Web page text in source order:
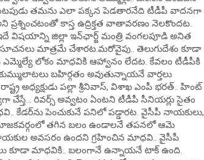
తమను ఎలా పక్కన పెడతారనేది టీడీపీ వాదనగా
కాస్త ఉద్రిక్తత వాతావరణం నెలకొందట.
విషయాన్ని జిల్లా ఇన్‌ఛార్జ్ మంత్రి వంగలపూడి అనిత
మాత్రమే చేశారట.మరోవైపు.. తెలుగుదేశం కూడా
ఎమ్మెల్యే లోకం మాధవికి ఆహ్వానం లేదట. కేవలం టీడీపీకి
బహిర్గతం అవుతున్నాయనే వార్తలు
అధ్యక్షుడు పల్లా శ్రీనివాస్, విశాఖ ఎంపీ భరత్.. హింట్
చేస్తే… రివర్స్ అవ్వటం ఏంటని టీడీపీ సీనియర్లు సైతం
కేడర్‌ను పెంచుకునే పనిలో పడ్డారట. వైసీపీ నాయకులు,
నియోజకవర్గంలో తగిన బలం ఉండాలనే తపనలో ఆమె
అవసరం ఉందని గ్రహించిన మాధవి.. వైసీపీ
కూడా మాధవికి.. బలంగానే ఉన్నాయనే టాక్ ఉంది.